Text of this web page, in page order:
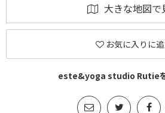
大きな地図で
お気に入りに
este&yoga studio Rutie